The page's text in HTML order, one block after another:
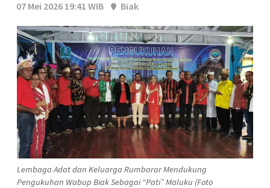
07 Mei 2026 19:41 WIB
Biak
Lembaga Adat dan Keluarga Rumbarar Mendukung
Pengukuhan Wabup Biak Sebagai “Pati” Maluku (Foto